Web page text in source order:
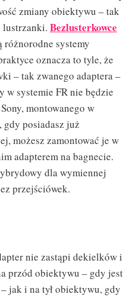
zmiany obiektywu – tak
Bezlusterkowce
różnorodne systemy
oznacza to tyle, że
– tak zwanego adaptera –
w systemie FR nie będzie
montowanego w
gdy posiadasz już
możesz zamontować je w
adapterem na bagnecie.
dla wymiennej
przejściówek.
nie zastąpi dekielków i
przód obiektywu – gdy jest
jak i na tył obiektywu, gdy